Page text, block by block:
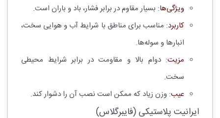
ویژگی‌ها: بسیار مقاوم در برابر فشار، باد و باران است.
کاربرد: مناسب برای مناطق با شرایط آب و هوایی سخت،
انبارها و سوله‌ها.
مزیت: دوام بالا و مقاومت در برابر شرایط محیطی
سخت.
عیب: وزن زیاد که ممکن است نصب آن را دشوار کند.
ایرانیت پلاستیکی (فایبرگلاس)